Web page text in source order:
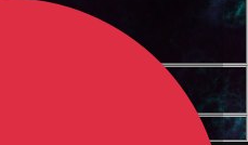
Sitzung verbergen